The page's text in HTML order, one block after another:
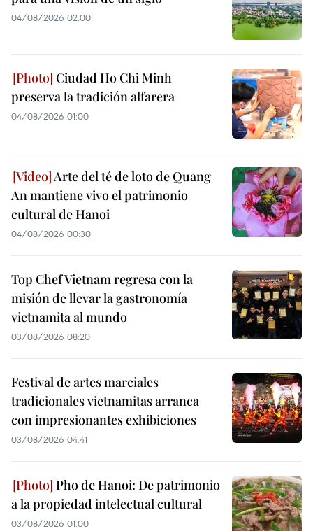
04/08/2026 02:00
Ciudad Ho Chi Minh
preserva la tradición alfarera
04/08/2026 01:00
Arte del té de loto de Quang
An mantiene vivo el patrimonio
cultural de Hanoi
04/08/2026 00:30
Top Chef Vietnam regresa con la
misión de llevar la gastronomía
vietnamita al mundo
03/08/2026 08:20
Festival de artes marciales
tradicionales vietnamitas arranca
con impresionantes exhibiciones
03/08/2026 04:41
Pho de Hanoi: De patrimonio
a la propiedad intelectual cultural
03/08/2026 01:00